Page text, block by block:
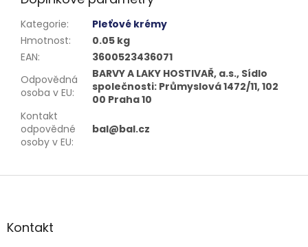
Kategorie:
Pleťové krémy
Hmotnost:
0.05 kg
EAN:
3600523436071
Odpovědná
osoba v EU:
BARVY A LAKY HOSTIVAŘ, a.s., Sídlo
společnosti: Průmyslová 1472/11, 102
00 Praha 10
Kontakt
odpovědné
osoby v EU:
bal@bal.cz
Z
aKontakt